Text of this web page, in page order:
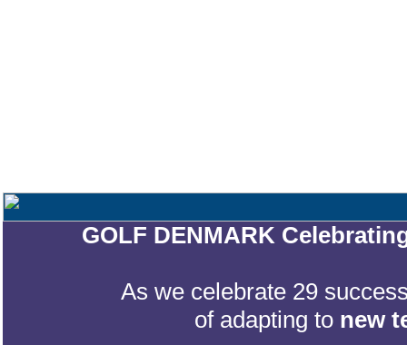
GOLF DENMARK
As we celebrate 29
of adapting to new